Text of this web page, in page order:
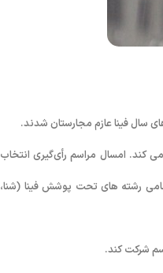
سال فینا عازم مجارستان شدند.
کند. امسال مراسم رأی‌گیری انتخاب
ورزشکار در تمامی رشته های تحت پوشش فینا (شنا،
شرکت کند.